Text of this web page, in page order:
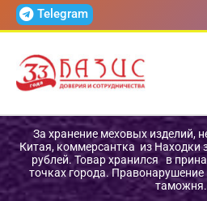
ПерейтиTelegram
За хранение меховых изделий,
Китая, коммерсантка из Находки
рублей. Товар хранился в
точках города.
таможня.